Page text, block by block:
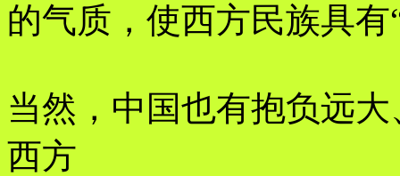
的气质，使西方民族具有
当然，中国也有抱负远
西方